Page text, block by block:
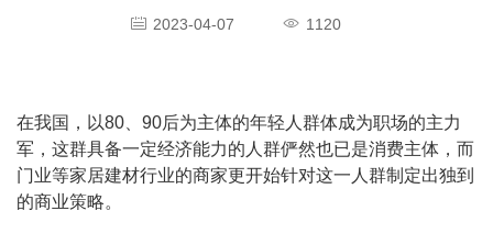
2023-04-07 1120
在我国，以80、90后为主体的年轻人群体成为职场的主力
军，这群具备一定经济能力的人群俨然也已是消费主体，而
门业等家居建材行业的商家更开始针对这一人群制定出独到
的商业策略。